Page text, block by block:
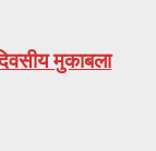
मुकाबला